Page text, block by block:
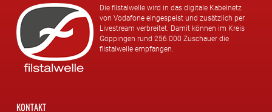
Die filstalwelle wird in das digitale Kabelnetz
von Vodafone eingespeist und zusätzlich per
Livestream verbreitet. Damit können im Kreis
Göppingen rund 256.000 Zuschauer die
filstalwelle empfangen.
KONTAKT